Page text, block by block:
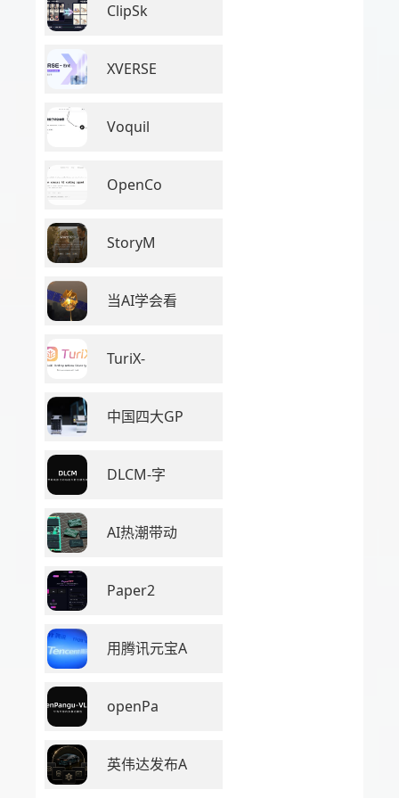
ClipSk
XVERSE
Voquil
OpenCo
StoryM
当AI学会看
TuriX-
中国四大GP
DLCM-字
AI热潮带动
Paper2
用腾讯元宝A
openPa
英伟达发布A